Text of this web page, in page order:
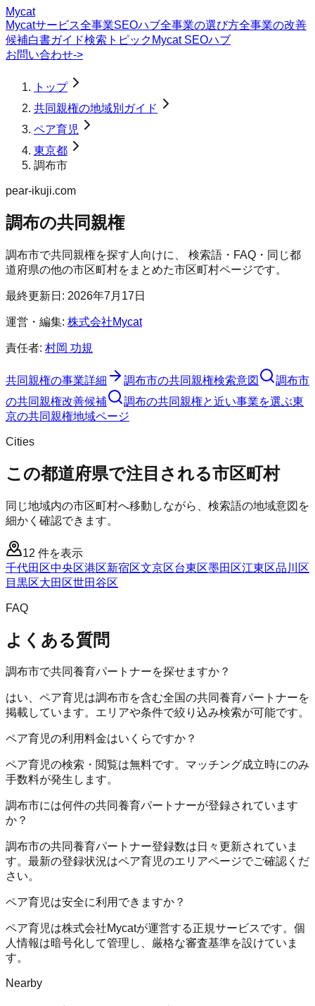
Mycat
Mycatサービス全事業SEOハブ全事業の選び方全事業の改善
候補白書ガイド検索トピック Mycat SEOハブ
お問い合わせ->
トップ
共同親権の地域別ガイド
ペア育児
東京都
調布市
pear-ikuji.com
調布の共同親権
調布市で共同親権を探す人向けに、 検索語・FAQ・同じ都
道府県の他の市区町村をまとめた市区町村ページです。
最終更新日: 2026年7月17日
運営・編集: 株式会社Mycat
責任者: 村岡 功規
共同親権の事業詳細 調布市の共同親権検索意図
調布市
の共同親権改善候補 調布の共同親権と近い事業を選ぶ東
京の共同親権地域ページ
Cities
この都道府県で注目される市区町村
同じ地域内の市区町村へ移動しながら、検索語の地域意図を
細かく確認できます。
12 件を表示
千代田区中央区港区新宿区文京区台東区墨田区江東区品川区
目黒区大田区世田谷区
FAQ
よくある質問
調布市で共同養育パートナーを探せますか？
はい、ペア育児は調布市を含む全国の共同養育パートナーを
掲載しています。エリアや条件で絞り込み検索が可能です。
ペア育児の利用料金はいくらですか？
ペア育児の検索・閲覧は無料です。マッチング成立時にのみ
手数料が発生します。
調布市には何件の共同養育パートナーが登録されています
か？
調布市の共同養育パートナー登録数は日々更新されていま
す。最新の登録状況はペア育児のエリアページでご確認くだ
さい。
ペア育児は安全に利用できますか？
ペア育児は株式会社Mycatが運営する正規サービスです。個
人情報は暗号化して管理し、厳格な審査基準を設けていま
す。
Nearby